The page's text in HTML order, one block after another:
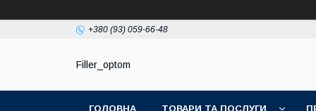
+380 (93) 059-66-48
Filler_optom
ГОЛОВНА ТОВАРИ ТА ПОСЛУГИ